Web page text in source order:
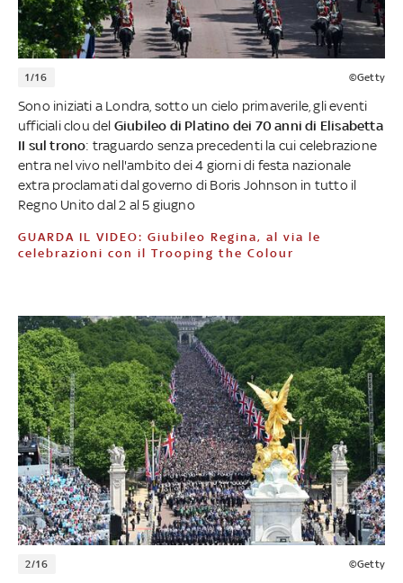
1/16 ©Getty
Sono iniziati a Londra, sotto un cielo primaverile, gli eventi
ufficiali clou del Giubileo di Platino dei 70 anni di Elisabetta
II sul trono: traguardo senza precedenti la cui celebrazione
entra nel vivo nell'ambito dei 4 giorni di festa nazionale
extra proclamati dal governo di Boris Johnson in tutto il
Regno Unito dal 2 al 5 giugno
GUARDA IL VIDEO: Giubileo Regina, al via le
celebrazioni con il Trooping the Colour
2/16 ©Getty